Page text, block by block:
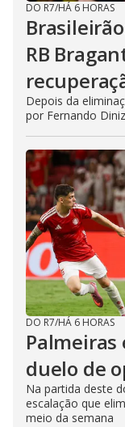
DO R7/HÁ 6 HORAS
RB
Depois da
por Fernando
DO R7/HÁ 6 HORAS
duelo de
Na partida deste
escalação que
meio da semana